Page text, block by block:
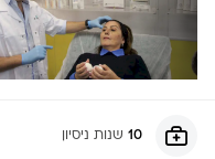
10 שנות ניסיון